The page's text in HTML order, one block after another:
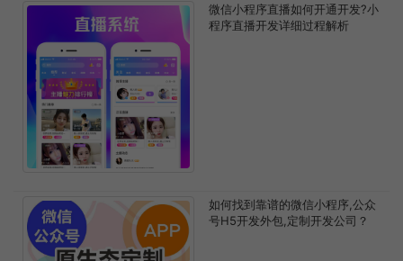
微信小程序直播如何开通开发?小
程序直播开发详细过程解析
如何找到靠谱的微信小程序,公众
号H5开发外包,定制开发公司？